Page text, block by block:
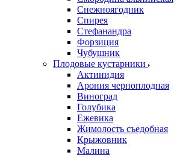
Снежноягодник
Спирея
Стефанандра
Форзиция
Чубушник
Плодовые кустарники
Актинидия
Арония черноплодная
Виноград
Голубика
Ежевика
Жимолость съедобная
Крыжовник
Малина